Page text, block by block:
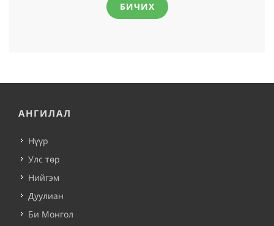
БИЧИХ
АНГИЛАЛ
Нүүр
Улс төр
Нийгэм
Дуулиан
Би Монгол